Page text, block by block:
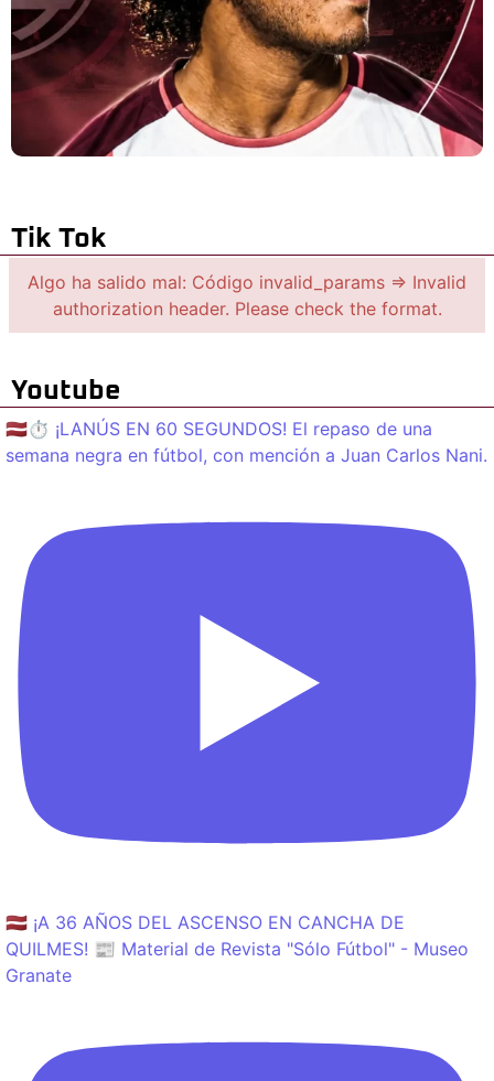
Tik Tok
Algo ha salido mal: Código invalid_params => Invalid
authorization header. Please check the format.
Youtube
🇱🇻⏱️ ¡LANÚS EN 60 SEGUNDOS! El repaso de una
semana negra en fútbol, con mención a Juan Carlos Nani.
🇱🇻 ¡A 36 AÑOS DEL ASCENSO EN CANCHA DE
QUILMES! 📰 Material de Revista "Sólo Fútbol" - Museo
Granate